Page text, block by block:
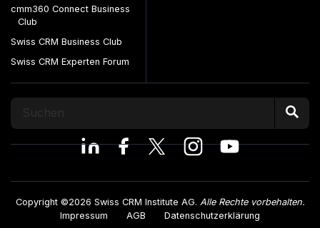
cmm360 Connect Business
Club
Swiss CRM Business Club
Swiss CRM Experten Forum
Copyright ©2026 Swiss CRM Institute AG. Alle Rechte vorbehalten.
Impressum
AGB Datenschutzerklärung